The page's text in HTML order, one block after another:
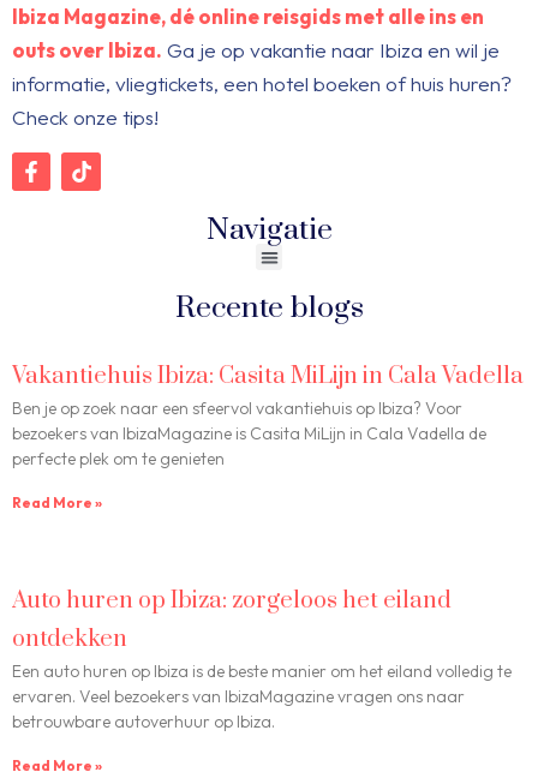
Ibiza Magazine, dé online reisgids met alle ins en
outs over Ibiza. Ga je op vakantie naar Ibiza en wil je
informatie, vliegtickets, een hotel boeken of huis huren?
Check onze tips!
Navigatie
Recente blogs
Vakantiehuis Ibiza: Casita MiLijn in Cala Vadella
Ben je op zoek naar een sfeervol vakantiehuis op Ibiza? Voor
bezoekers van IbizaMagazine is Casita MiLijn in Cala Vadella de
perfecte plek om te genieten
Read More »
Auto huren op Ibiza: zorgeloos het eiland
ontdekken
Een auto huren op Ibiza is de beste manier om het eiland volledig te
ervaren. Veel bezoekers van IbizaMagazine vragen ons naar
betrouwbare autoverhuur op Ibiza.
Read More »